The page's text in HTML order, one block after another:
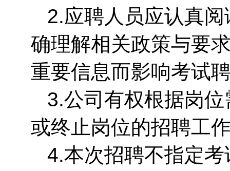
2.应聘人员应认真
确理解相关政策与要
重要信息而影响考试
3.公司有权根据岗
或终止岗位的招聘工
4.本次招聘不指定